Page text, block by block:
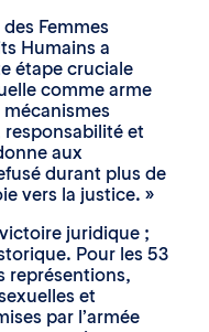
Femmes
Humains a
étape cruciale
comme arme
et
aux
durant plus de
vers la justice. »
juridique ;
Pour les 53
représentions,
et
par l’armée